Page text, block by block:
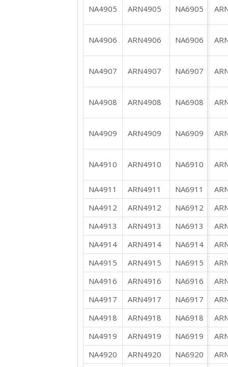
NA4905 ARN4905 NA6905
NA4906 ARN4906 NA6906
NA4907 ARN4907 NA6907
NA4908 ARN4908 NA6908
NA4909 ARN4909 NA6909
NA4910 ARN4910 NA6910
NA4911 ARN4911 NA6911
NA4912
ARN4912 NA6912
NA4913
ARN4913 NA6913
NA4914
ARN4914 NA6914
NA4915
ARN4915 NA6915
NA4916
ARN4916 NA6916
NA4917
ARN4917 NA6917
NA4918
ARN4918 NA6918
NA4919
ARN4919 NA6919
NA4920
ARN4920 NA6920